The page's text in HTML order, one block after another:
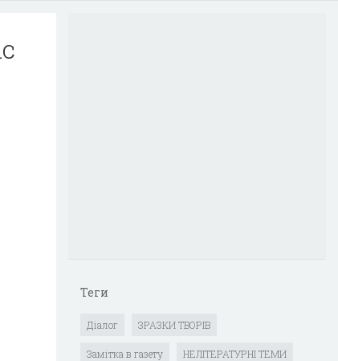
Теги
Діалог ЗРАЗКИ ТВОРІВ
Замітка в газету НЕЛІТЕРАТУРНІ ТЕМИ